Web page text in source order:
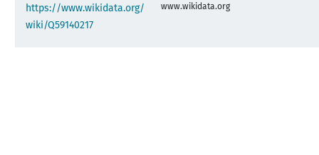
https://www.wikidata.org/
wiki/Q59140217
www.wikidata.org